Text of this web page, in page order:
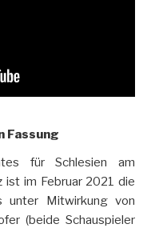
Fassung
für Schlesien am
ist im Februar 2021 die
unter Mitwirkung von
(beide Schauspieler